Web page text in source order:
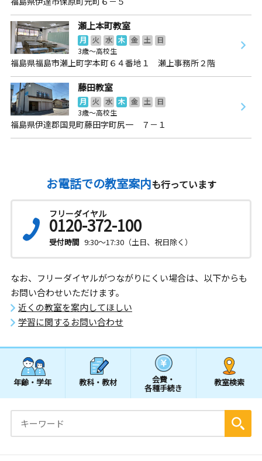
瀬上本町教室
月 火 水 木 金 土
日
3歳～高校生
福島県福島市瀬上町字本町６４番地１ 瀬上事務所２階
藤田教室
月 火 水 木 金 土
日
3歳～高校生
福島県伊達郡国見町藤田字町尻一 ７－１
お電話での教室案内も行っています
フリーダイヤル
0120-372-100
受付時間 9:30～17:30（土日、祝日除く）
なお、フリーダイヤルがつながりにくい場合は、以下からも
お問い合わせいただけます。
近くの教室を案内してほしい
学習に関するお問い合わせ
年齢・学年 教科・教材 会費・
各種手続き
教室検索